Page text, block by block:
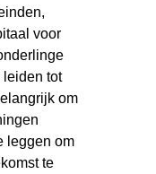
voor
leiden tot
om
leggen om
te